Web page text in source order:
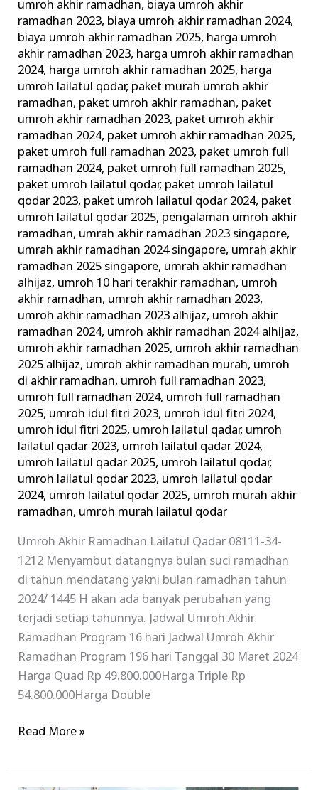
umroh akhir ramadhan, biaya umroh akhir
ramadhan 2023, biaya umroh akhir ramadhan 2024,
biaya umroh akhir ramadhan 2025, harga umroh
akhir ramadhan 2023, harga umroh akhir ramadhan
2024, harga umroh akhir ramadhan 2025, harga
umroh lailatul qodar, paket murah umroh akhir
ramadhan, paket umroh akhir ramadhan, paket
umroh akhir ramadhan 2023, paket umroh akhir
ramadhan 2024, paket umroh akhir ramadhan 2025,
paket umroh full ramadhan 2023, paket umroh full
ramadhan 2024, paket umroh full ramadhan 2025,
paket umroh lailatul qodar, paket umroh lailatul
qodar 2023, paket umroh lailatul qodar 2024, paket
umroh lailatul qodar 2025, pengalaman umroh akhir
ramadhan, umrah akhir ramadhan 2023 singapore,
umrah akhir ramadhan 2024 singapore, umrah akhir
ramadhan 2025 singapore, umrah akhir ramadhan
alhijaz, umroh 10 hari terakhir ramadhan, umroh
akhir ramadhan, umroh akhir ramadhan 2023,
umroh akhir ramadhan 2023 alhijaz, umroh akhir
ramadhan 2024, umroh akhir ramadhan 2024 alhijaz,
umroh akhir ramadhan 2025, umroh akhir ramadhan
2025 alhijaz, umroh akhir ramadhan murah, umroh
di akhir ramadhan, umroh full ramadhan 2023,
umroh full ramadhan 2024, umroh full ramadhan
2025, umroh idul fitri 2023, umroh idul fitri 2024,
umroh idul fitri 2025, umroh lailatul qadar, umroh
lailatul qadar 2023, umroh lailatul qadar 2024,
umroh lailatul qadar 2025, umroh lailatul qodar,
umroh lailatul qodar 2023, umroh lailatul qodar
2024, umroh lailatul qodar 2025, umroh murah akhir
ramadhan, umroh murah lailatul qodar
Umroh Akhir Ramadhan Lailatul Qadar 08111-34-
1212 Menyambut datangnya bulan suci ramadhan
di tahun mendatang yakni bulan ramadhan tahun
2024/ 1445 H akan ada banyak perubahan yang
terjadi setiap tahunnya. Jadwal Umroh Akhir
Ramadhan Program 16 hari Jadwal Umroh Akhir
Ramadhan Program 196 hari Tanggal 30 Maret 2024
Harga Quad Rp 49.800.000Harga Triple Rp
54.800.000Harga Double
Read More »